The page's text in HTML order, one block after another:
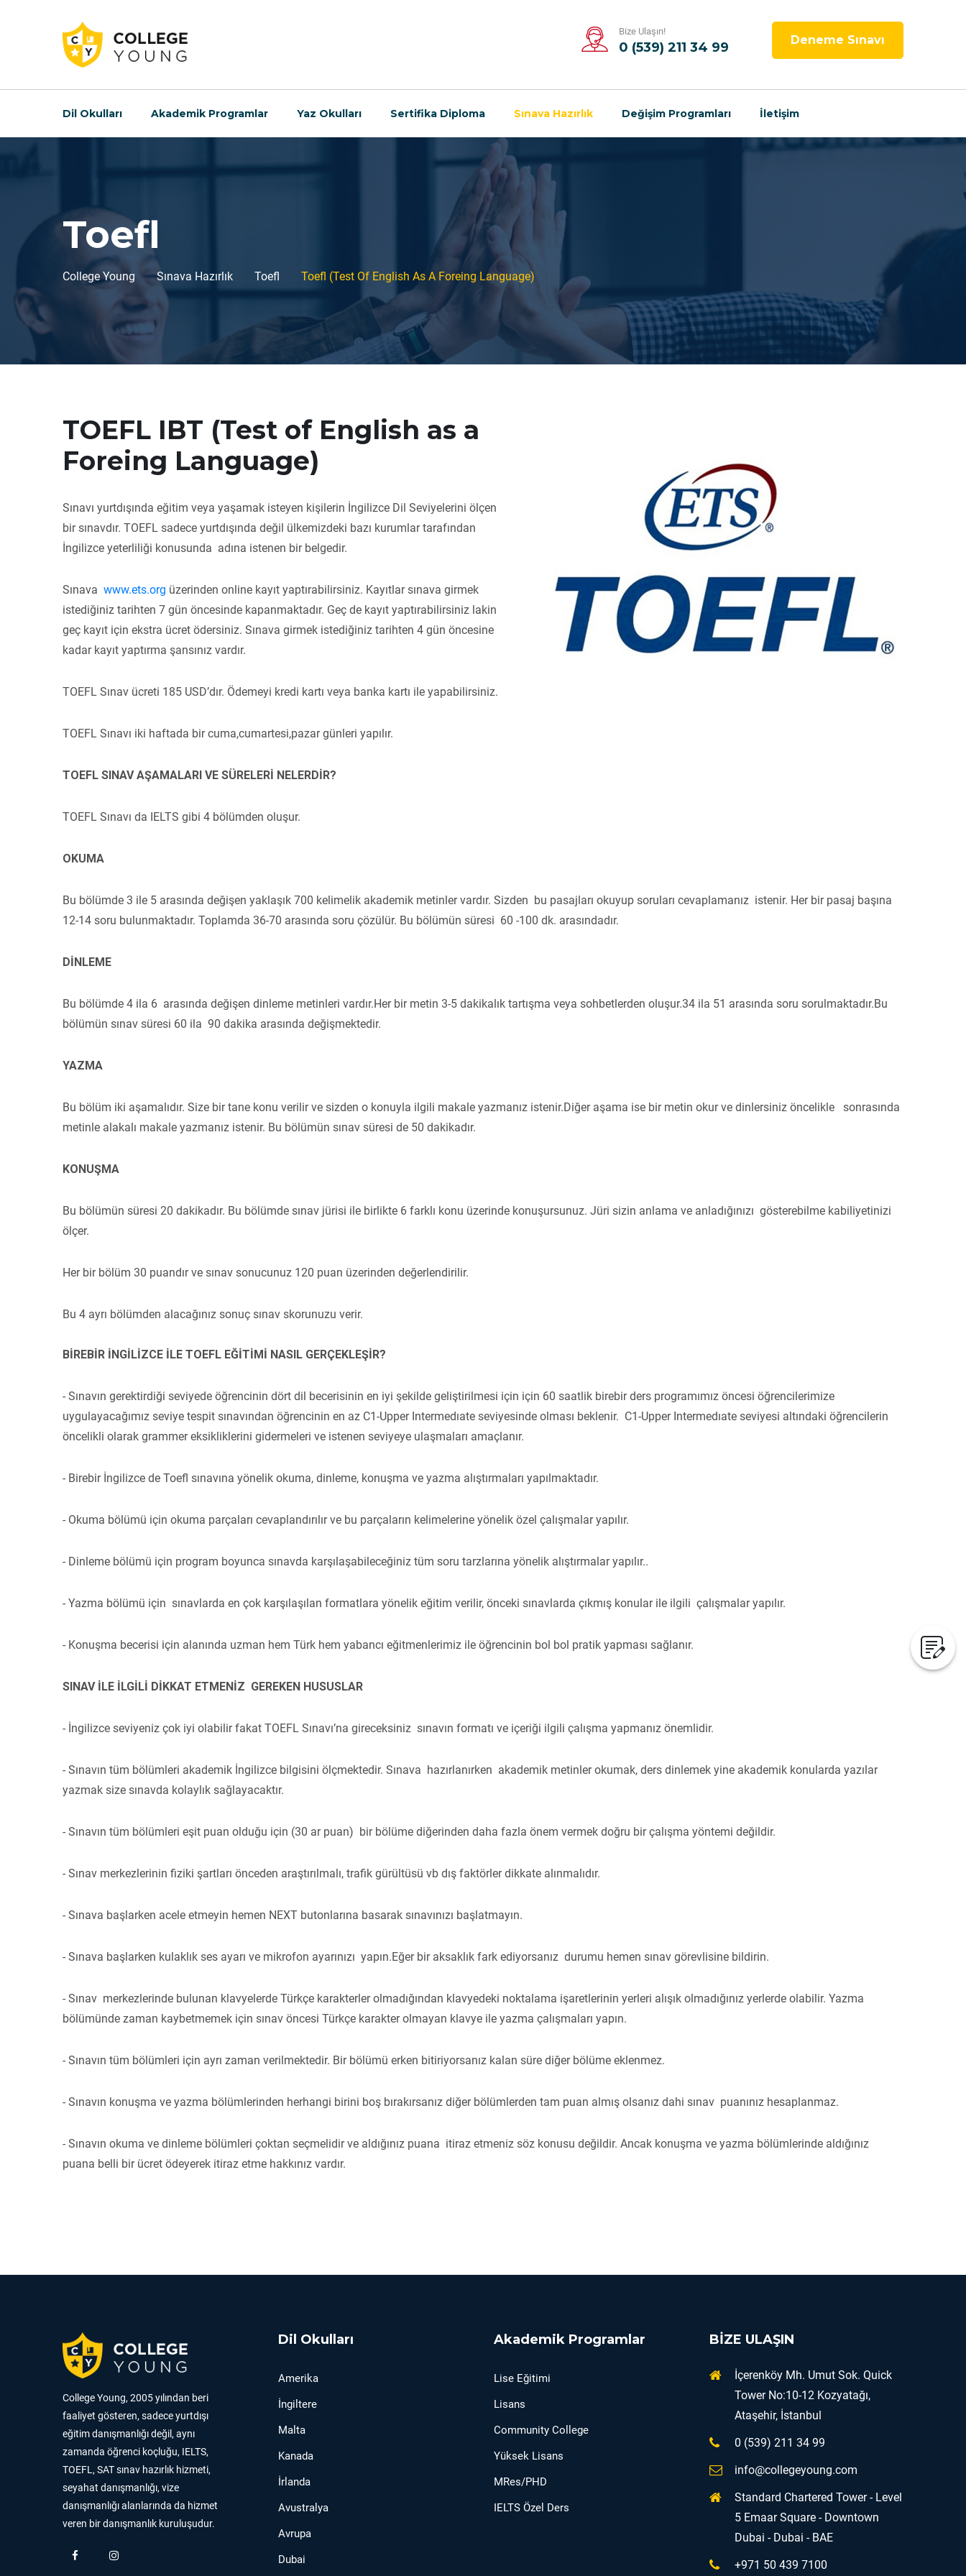
Bize Ulaşın!
0 (539) 211 34 99 Deneme Sınavı
Dil Okulları Akademik Programlar Yaz Okulları Sertifika Diploma Sınava Hazırlık Değişim Programları İletişim
Toefl
College Young Sınava Hazırlık Toefl Toefl (Test Of English As A Foreing Language)
TOEFL IBT (Test of English as a
Foreing Language)
Sınavı yurtdışında eğitim veya yaşamak isteyen kişilerin İngilizce Dil Seviyelerini ölçen
bir sınavdır. TOEFL sadece yurtdışında değil ülkemizdeki bazı kurumlar tarafından
İngilizce yeterliliği konusunda adına istenen bir belgedir.
Sınava www.ets.org üzerinden online kayıt yaptırabilirsiniz. Kayıtlar sınava girmek
istediğiniz tarihten 7 gün öncesinde kapanmaktadır. Geç de kayıt yaptırabilirsiniz lakin
geç kayıt için ekstra ücret ödersiniz. Sınava girmek istediğiniz tarihten 4 gün öncesine
kadar kayıt yaptırma şansınız vardır.
TOEFL Sınav ücreti 185 USD’dır. Ödemeyi kredi kartı veya banka kartı ile yapabilirsiniz.
TOEFL Sınavı iki haftada bir cuma,cumartesi,pazar günleri yapılır.
TOEFL SINAV AŞAMALARI VE SÜRELERİ NELERDİR?
TOEFL Sınavı da IELTS gibi 4 bölümden oluşur.
OKUMA
Bu bölümde 3 ile 5 arasında değişen yaklaşık 700 kelimelik akademik metinler vardır. Sizden bu pasajları okuyup soruları cevaplamanız istenir. Her bir pasaj başına
12-14 soru bulunmaktadır. Toplamda 36-70 arasında soru çözülür. Bu bölümün süresi 60 -100 dk. arasındadır.
DİNLEME
Bu bölümde 4 ila 6 arasında değişen dinleme metinleri vardır.Her bir metin 3-5 dakikalık tartışma veya sohbetlerden oluşur.34 ila 51 arasında soru sorulmaktadır.Bu
bölümün sınav süresi 60 ila 90 dakika arasında değişmektedir.
YAZMA
Bu bölüm iki aşamalıdır. Size bir tane konu verilir ve sizden o konuyla ilgili makale yazmanız istenir.Diğer aşama ise bir metin okur ve dinlersiniz öncelikle sonrasında
metinle alakalı makale yazmanız istenir. Bu bölümün sınav süresi de 50 dakikadır.
KONUŞMA
Bu bölümün süresi 20 dakikadır. Bu bölümde sınav jürisi ile birlikte 6 farklı konu üzerinde konuşursunuz. Jüri sizin anlama ve anladığınızı gösterebilme kabiliyetinizi
ölçer.
Her bir bölüm 30 puandır ve sınav sonucunuz 120 puan üzerinden değerlendirilir.
Bu 4 ayrı bölümden alacağınız sonuç sınav skorunuzu verir.
BİREBİR İNGİLİZCE İLE TOEFL EĞİTİMİ NASIL GERÇEKLEŞİR?
- Sınavın gerektirdiği seviyede öğrencinin dört dil becerisinin en iyi şekilde geliştirilmesi için için 60 saatlik birebir ders programımız öncesi öğrencilerimize
uygulayacağımız seviye tespit sınavından öğrencinin en az C1-Upper Intermedıate seviyesinde olması beklenir. C1-Upper Intermedıate seviyesi altındaki öğrencilerin
öncelikli olarak grammer eksikliklerini gidermeleri ve istenen seviyeye ulaşmaları amaçlanır.
- Birebir İngilizce de Toefl sınavına yönelik okuma, dinleme, konuşma ve yazma alıştırmaları yapılmaktadır.
- Okuma bölümü için okuma parçaları cevaplandırılır ve bu parçaların kelimelerine yönelik özel çalışmalar yapılır.
- Dinleme bölümü için program boyunca sınavda karşılaşabileceğiniz tüm soru tarzlarına yönelik alıştırmalar yapılır..
- Yazma bölümü için sınavlarda en çok karşılaşılan formatlara yönelik eğitim verilir, önceki sınavlarda çıkmış konular ile ilgili çalışmalar yapılır.
- Konuşma becerisi için alanında uzman hem Türk hem yabancı eğitmenlerimiz ile öğrencinin bol bol pratik yapması sağlanır.
SINAV İLE İLGİLİ DİKKAT ETMENİZ GEREKEN HUSUSLAR
- İngilizce seviyeniz çok iyi olabilir fakat TOEFL Sınavı’na gireceksiniz sınavın formatı ve içeriği ilgili çalışma yapmanız önemlidir.
- Sınavın tüm bölümleri akademik İngilizce bilgisini ölçmektedir. Sınava hazırlanırken akademik metinler okumak, ders dinlemek yine akademik konularda yazılar
yazmak size sınavda kolaylık sağlayacaktır.
- Sınavın tüm bölümleri eşit puan olduğu için (30 ar puan) bir bölüme diğerinden daha fazla önem vermek doğru bir çalışma yöntemi değildir.
- Sınav merkezlerinin fiziki şartları önceden araştırılmalı, trafik gürültüsü vb dış faktörler dikkate alınmalıdır.
- Sınava başlarken acele etmeyin hemen NEXT butonlarına basarak sınavınızı başlatmayın.
- Sınava başlarken kulaklık ses ayarı ve mikrofon ayarınızı yapın.Eğer bir aksaklık fark ediyorsanız durumu hemen sınav görevlisine bildirin.
- Sınav merkezlerinde bulunan klavyelerde Türkçe karakterler olmadığından klavyedeki noktalama işaretlerinin yerleri alışık olmadığınız yerlerde olabilir. Yazma
bölümünde zaman kaybetmemek için sınav öncesi Türkçe karakter olmayan klavye ile yazma çalışmaları yapın.
- Sınavın tüm bölümleri için ayrı zaman verilmektedir. Bir bölümü erken bitiriyorsanız kalan süre diğer bölüme eklenmez.
- Sınavın konuşma ve yazma bölümlerinden herhangi birini boş bırakırsanız diğer bölümlerden tam puan almış olsanız dahi sınav puanınız hesaplanmaz.
- Sınavın okuma ve dinleme bölümleri çoktan seçmelidir ve aldığınız puana itiraz etmeniz söz konusu değildir. Ancak konuşma ve yazma bölümlerinde aldığınız
puana belli bir ücret ödeyerek itiraz etme hakkınız vardır.
College Young, 2005 yılından beri
faaliyet gösteren, sadece yurtdışı
eğitim danışmanlığı değil, aynı
zamanda öğrenci koçluğu, IELTS,
TOEFL, SAT sınav hazırlık hizmeti,
seyahat danışmanlığı, vize
danışmanlığı alanlarında da hizmet
veren bir danışmanlık kuruluşudur.
Dil Okulları
Amerika
İngiltere
Malta
Kanada
İrlanda
Avustralya
Avrupa
Dubai
Akademik Programlar
Lise Eğitimi
Lisans
Community College
Yüksek Lisans
MRes/PHD
IELTS Özel Ders
BİZE ULAŞIN
İçerenköy Mh. Umut Sok. Quick
Tower No:10-12 Kozyatağı,
Ataşehir, İstanbul
0 (539) 211 34 99
info@collegeyoung.com
Standard Chartered Tower - Level
5 Emaar Square - Downtown
Dubai - Dubai - BAE
+971 50 439 7100